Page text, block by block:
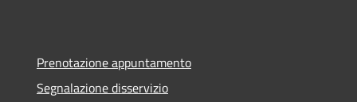
Prenotazione appuntamento
Segnalazione disservizio